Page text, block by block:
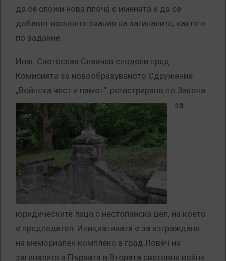
да се сложи нова плоча с имената и да се
добавят военните звания на загиналите, както е
по задание.
Инж. Светослав Славчев сподели пред
Комисията за новообразуваното Сдружение
„Войнска чест и памет“, регистрирано по Закона
за
юридическите лица с нестопанска цел, на което
е председател. Инициативата е за изграждане
на мемориален комплекс в град Ловеч на
загиналите в Първата и Втората световни войни.